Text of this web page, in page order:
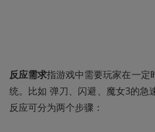
反应需求指游戏中需要玩家在一定
统。比如 弹刀、闪避、魔女3的急
反应可分为两个步骤：